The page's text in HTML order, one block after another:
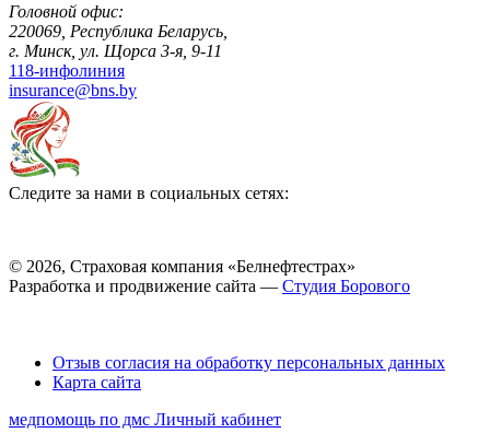
Головной офис:
220069, Республика Беларусь,
г. Минск, ул. Щорса 3-я, 9-11
118-инфолиния
insurance@bns.by
Следите за нами в социальных сетях:
© 2026, Страховая компания «Белнефтестрах»
Разработка и продвижение сайта — Студия Борового
Отзыв согласия на обработку персональных данных
Карта сайта
медпомощь по дмс Личный кабинет